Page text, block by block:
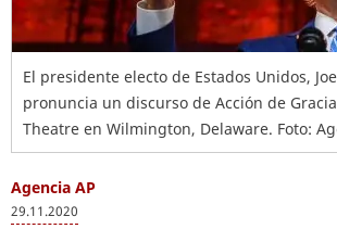
El presidente electo de Estados Unidos,
pronuncia un discurso de Acción de
Theatre en Wilmington, Delaware. Foto:
Agencia AP
29.11.2020